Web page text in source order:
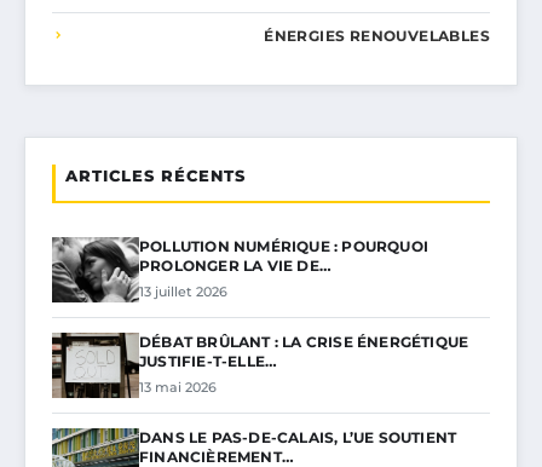
ÉNERGIES RENOUVELABLES
ARTICLES RÉCENTS
POLLUTION NUMÉRIQUE : POURQUOI
PROLONGER LA VIE DE…
13 juillet 2026
DÉBAT BRÛLANT : LA CRISE ÉNERGÉTIQUE
JUSTIFIE-T-ELLE…
13 mai 2026
DANS LE PAS-DE-CALAIS, L’UE SOUTIENT
FINANCIÈREMENT…